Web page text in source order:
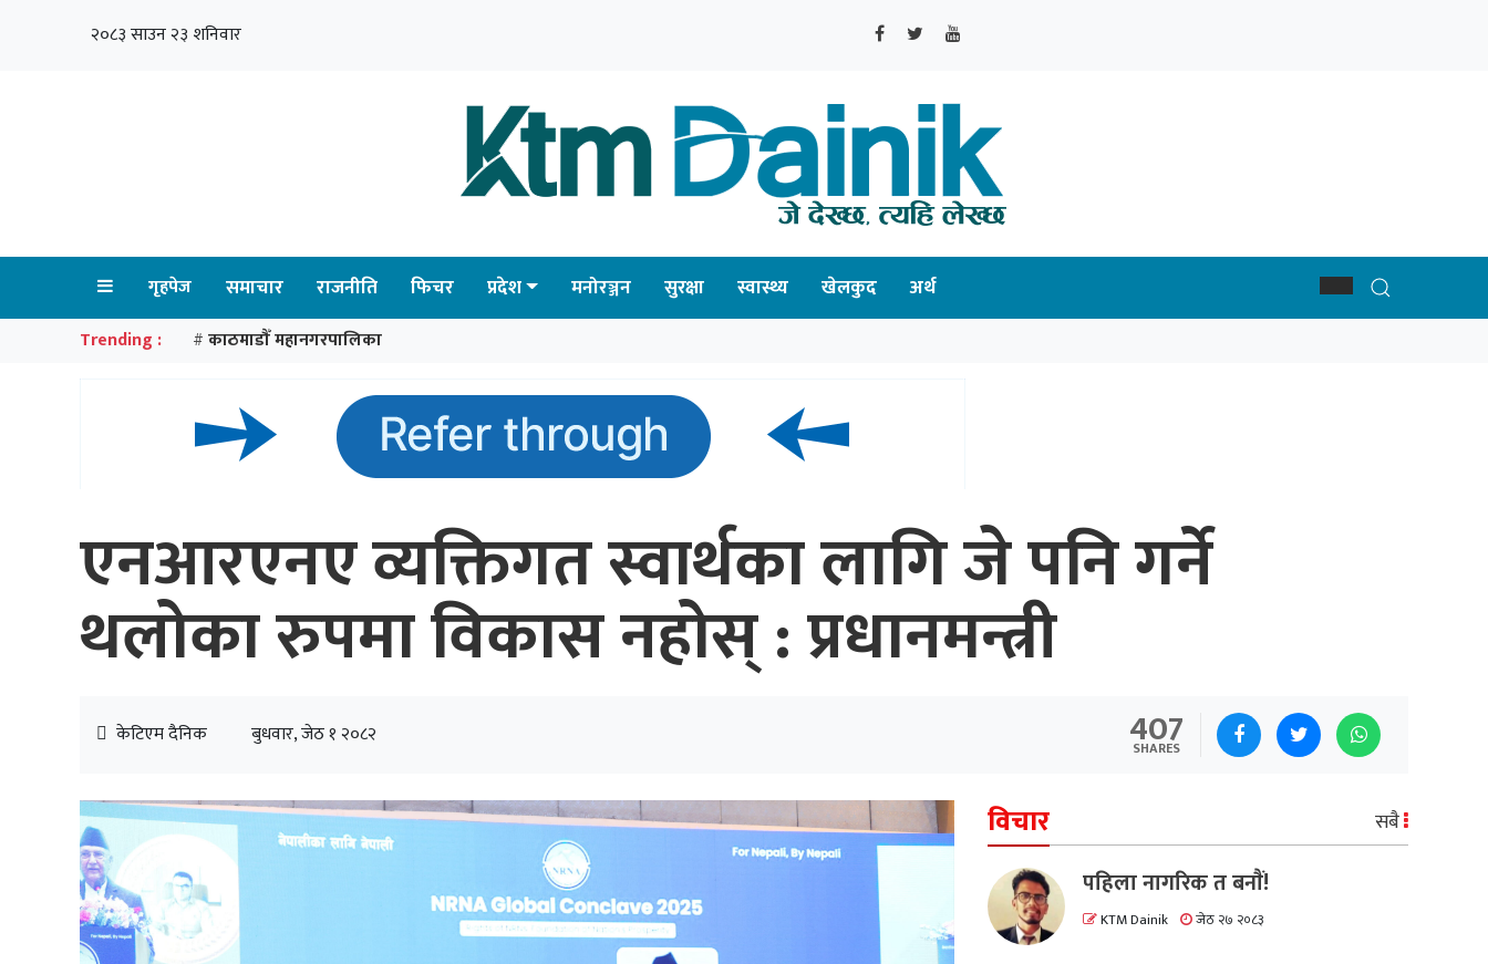
२०८३ साउन २३ शनिवार
गृहपेज समाचार राजनीति फिचर प्रदेश मनोरञ्जन सुरक्षा स्वास्थ्य खेलकुद अर्थ
Trending : # काठमाडौँ महानगरपालिका
एनआरएनए व्यक्तिगत स्वार्थका लागि जे पनि गर्ने
थलोका रुपमा विकास नहोस् : प्रधानमन्त्री
केटिएम दैनिक बुधवार, जेठ १ २०८२ 407
SHARES
विचार सबै
पहिला नागरिक त बनाैं!
KTM Dainik जेठ २७ २०८३